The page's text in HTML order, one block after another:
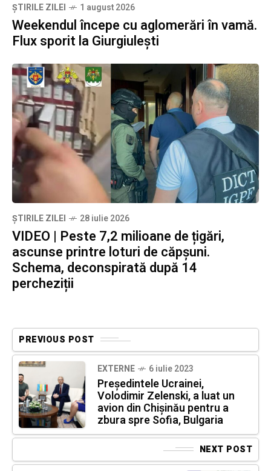
ȘTIRILE ZILEI 1 august 2026
Weekendul începe cu aglomerări în vamă.
Flux sporit la Giurgiulești
ȘTIRILE ZILEI 28 iulie 2026
VIDEO | Peste 7,2 milioane de țigări,
ascunse printre loturi de căpșuni.
Schema, deconspirată după 14
percheziții
PREVIOUS POST
EXTERNE 6 iulie 2023
Președintele Ucrainei,
Volodimir Zelenski, a luat un
avion din Chișinău pentru a
zbura spre Sofia, Bulgaria
NEXT POST